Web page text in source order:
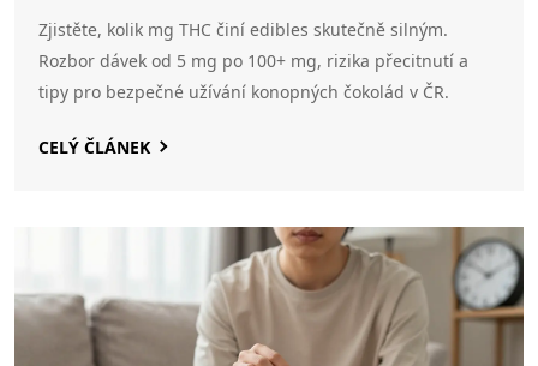
Zjistěte, kolik mg THC činí edibles skutečně silným.
Rozbor dávek od 5 mg po 100+ mg, rizika přecitnutí a
tipy pro bezpečné užívání konopných čokolád v ČR.
CELÝ ČLÁNEK